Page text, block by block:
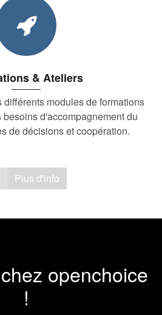
& Ateliers
modules de formations
d'accompagnement du
de décisions et coopération.
Plus d'info
openchoice
!